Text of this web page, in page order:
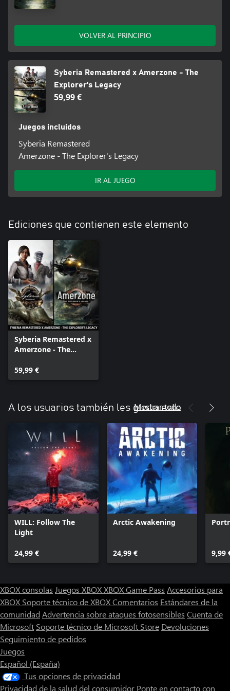
VOLVER AL PRINCIPIO
Syberia Remastered x Amerzone - The
Explorer's Legacy
59,99 €
Juegos incluidos
Syberia Remastered
Amerzone - The Explorer's Legacy
IR AL JUEGO
Ediciones que contienen este elemento
Syberia Remastered x
Amerzone - The
59,99 €
A los usuarios también les gusta esto
Mostrar todo
WILL: Follow The
Light
24,99 €
Arctic Awakening
24,99 € 9,99
XBOX consolas Juegos XBOXXBOX Game Pass Accesorios para
XBOX Soporte técnico de XBOXComentarios Estándares de la
comunidad Advertencia sobre ataques fotosensibles Cuenta de
Microsoft Soporte técnico de Microsoft Store Devoluciones
Seguimiento de pedidos
Juegos
Español (España)
Tus opciones de privacidad
Privacidad de la salud del consumidor Ponte en contacto con